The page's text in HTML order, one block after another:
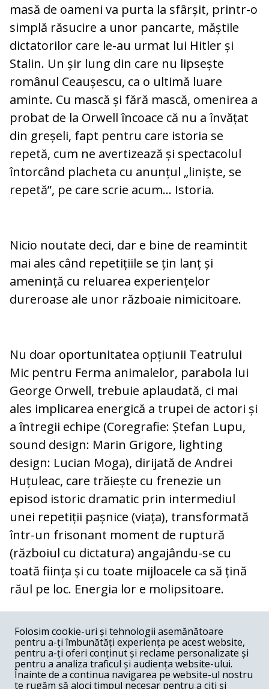
masă de oameni va purta la sfârșit, printr-o
simplă răsucire a unor pancarte, măștile
dictatorilor care le-au urmat lui Hitler și
Stalin. Un șir lung din care nu lipsește
românul Ceaușescu, ca o ultimă luare
aminte. Cu mască și fără mască, omenirea a
probat de la Orwell încoace că nu a învățat
din greșeli, fapt pentru care istoria se
repetă, cum ne avertizează și spectacolul
întorcând placheta cu anunțul „liniște, se
repetă”, pe care scrie acum... Istoria.
Nicio noutate deci, dar e bine de reamintit
mai ales când repetițiile se țin lanț și
amenință cu reluarea experiențelor
dureroase ale unor războaie nimicitoare.
Nu doar oportunitatea opțiunii Teatrului
Mic pentru Ferma animalelor, parabola lui
George Orwell, trebuie aplaudată, ci mai
ales implicarea energică a trupei de actori și
a întregii echipe (Coregrafie: Ștefan Lupu,
sound design: Marin Grigore, lighting
design: Lucian Moga), dirijată de Andrei
Huțuleac, care trăiește cu frenezie un
episod istoric dramatic prin intermediul
unei repetiții pașnice (viața), transformată
într-un frisonant moment de ruptură
(războiul cu dictatura) angajându-se cu
toată ființa și cu toate mijloacele ca să țină
răul pe loc. Energia lor e molipsitoare.
COMENTARII
Nume
Email
Folosim cookie-uri și tehnologii asemănătoare
pentru a-ți îmbunătăți experiența pe acest website,
pentru a-ți oferi conținut și reclame personalizate și
pentru a analiza traficul și audiența website-ului.
Înainte de a continua navigarea pe website-ul nostru
te rugăm să aloci timpul necesar pentru a citi și